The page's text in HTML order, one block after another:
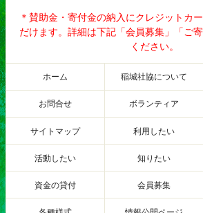
＊賛助金・寄付金の納入にクレジットカ
だけます。詳細は下記「会員募集」「ご
ください。
ホーム 稲城社協について
お問合せ ボランティア
サイトマップ 利用したい
活動したい 知りたい
資金の貸付 会員募集